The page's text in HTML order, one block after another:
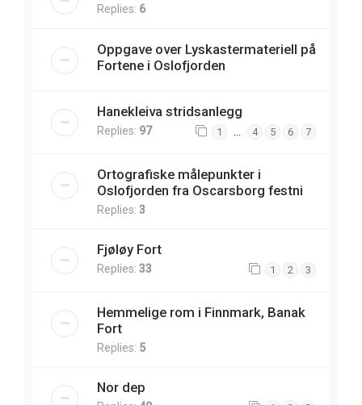
Replies: 6
Oppgave over Lyskastermateriell på
Fortene i Oslofjorden
Hanekleiva stridsanlegg
Replies: 97 1 4 5 6 7
Ortografiske målepunkter i
Oslofjorden fra Oscarsborg festni
Replies: 3
Fjøløy Fort
Replies: 33 1 2 3
Hemmelige rom i Finnmark, Banak
Fort
Replies: 5
Nor dep